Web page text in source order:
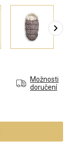
Možnosti
doručení